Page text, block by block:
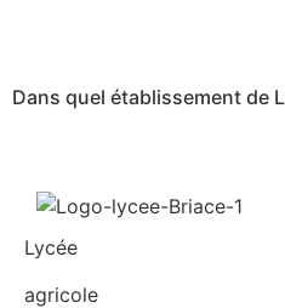
Dans quel établissement de
Lycée
agricole